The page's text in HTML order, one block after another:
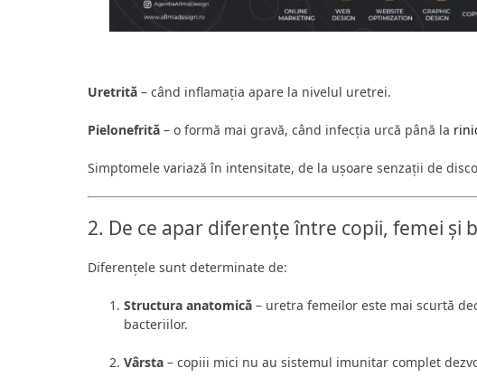
Uretrită – când inflamația apare la nivelul uretrei.
Pielonefrită – o formă mai gravă, când infecția urcă până la
Simptomele variază în intensitate, de la ușoare senzații de
2. De ce apar diferențe între copii, femei și
Diferențele sunt determinate de:
Structura anatomică – uretra femeilor este mai scurtă
bacteriilor.
Vârsta – copiii mici nu au sistemul imunitar complet